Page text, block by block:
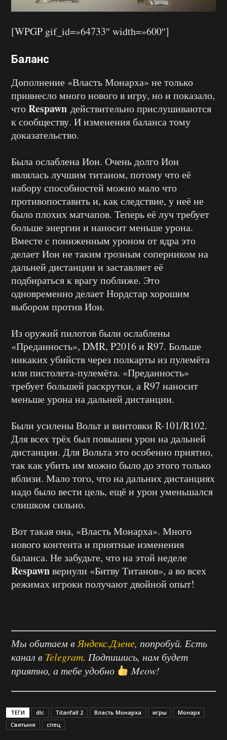
[WPGP gif_id=»64733″ width=»600″]
Баланс
Дополнение «Власть Монарха» не только
привнесло много нового в игру, но и показало,
чтоRespawn действительно прислушиваются
к сообществу. И изменения баланса тому
доказательство.
Была ослаблена Ион. Очень долго Ион
являлась лучшим титаном, потому что её
набору способностей можно мало что
противопоставить и, как следствие, у неё не
было плохих матчапов. Теперь её луч требует
больше энергии и наносит меньше урона.
Вместе с пониженным уроном от ядра это
делает Ион не таким грозным соперником на
дальней дистанции и заставляет её
подбираться к врагу поближе. Это
одновременно делает Нордстар хорошим
выбором против Ион.
Из оружий пилотов были ослаблены
«Преданность», DMR, P2016 и R97. Больше
никаких убийств через полкарты из пулемёта
или пистолета-пулемёта. «Преданность»
требует большей раскрутки, а R97 наносит
меньше урона на дальней дистанции.
Были усилены Вольт и винтовки R-101/R102.
Для всех трёх был повышен урон на дальней
дистанции. Для Вольта это особенно приятно,
так как убить им можно было до этого только
вблизи. Мало того, что на дальних дистанциях
надо было вести цель, ещё и урон уменьшался
слишком сильно.
Вот такая она, «Власть Монарха». Много
нового контента и приятные изменения
баланса. Не забудьте, что на этой неделе
Respawnвернули «Битву Титанов», а во всех
режимах игроки получают двойной опыт!
Мы обитаем вЯндекс.Дзене, попробуй. Есть
канал в Telegram. Подпишись, нам будет
приятно, а тебе удобно
Meow!
ТЕГИ dlc Titanfall 2 Власть Монарха игры
Монарх
Святыня
спец